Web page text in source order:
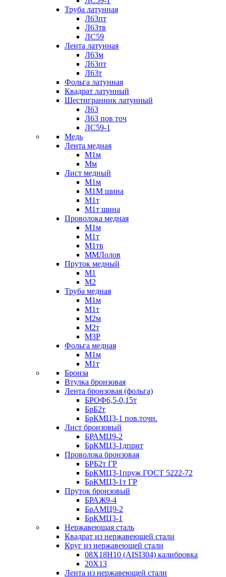
Труба латунная
Л63пт
Л63тв
ЛС59
Лента латунная
Л63м
Л63пт
Л63т
Фольга латунная
Квадрат латунный
Шестигранник латунный
Л63
Л63 пов точ
ЛС59-1
Медь
Лента медная
М1м
Мм
Лист медный
М1м
М1М шина
М1т
М1т шина
Проволока медная
М1м
М1т
М1тв
ММЛолов
Пруток медный
М1
М2
Труба медная
М1м
М1т
М2м
М2т
М3Р
Фольга медная
М1м
М1т
Бронза
Втулка бронзовая
Лента бронзовая (фольга)
БРОФ6,5-0,15т
БрБ2т
БрКМЦ3-1 пов.точн.
Лист бронзовый
БРАМЦ9-2
БрКМЦ3-1дпрнт
Проволока бронзовая
БРБ2т ГР
БрКМЦ3-1пруж ГОСТ 5222-72
БрКМЦ3-1т ГР
Пруток бронзовый
БРАЖ9-4
БрАМЦ9-2
БрКМЦ3-1
Нержавеющая сталь
Квадрат из нержавеющей стали
Круг из нержавеющей стали
08Х18Н10 (AISI304) калибровка
20Х13
Лента из нержавеющей стали